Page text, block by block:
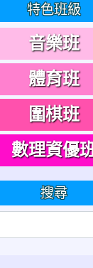
特色班級
音樂班
體育班
圍棋班
數理資優
搜尋